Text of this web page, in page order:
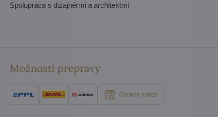
Spolupráca s dizajnérmi a architektmi
Možnosti prepravy
Osobný odber